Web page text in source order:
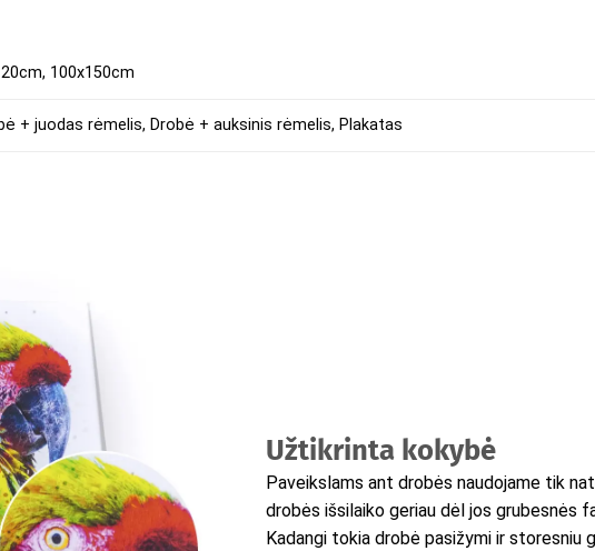
100x150cm
+ juodas rėmelis, Drobė + auksinis rėmelis, Plakatas
Užtikrinta kokybė
Paveikslams ant drobės naudojame tik
drobės išsilaiko geriau dėl jos grubesnės
Kadangi tokia drobė pasižymi ir storesniu